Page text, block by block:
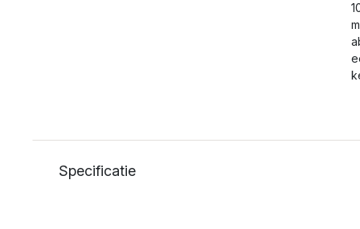
Specificatie